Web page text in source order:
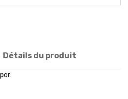
Détails du produit